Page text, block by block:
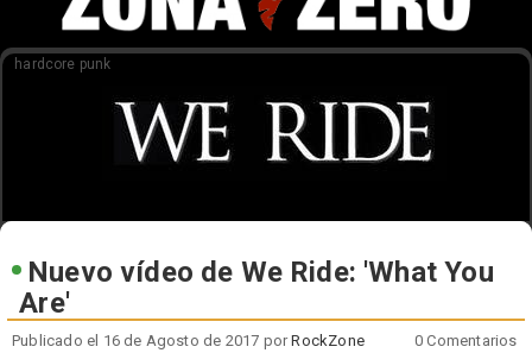
CONTENIDO
FEEEDBACK
hardcore punk
Nuevo vídeo de We Ride: 'What You
Are'
Publicado el 16 de Agosto de 2017 porRockZone 0 Comentarios